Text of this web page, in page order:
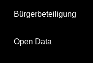
Bürgerbeteiligung
Open Data